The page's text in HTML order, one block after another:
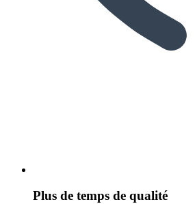
Plus de temps de qualité